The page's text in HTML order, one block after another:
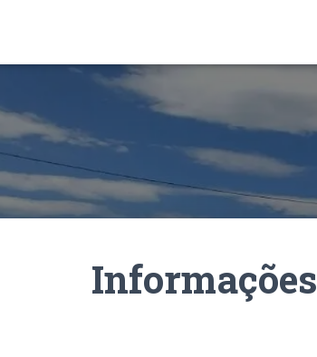
Informações